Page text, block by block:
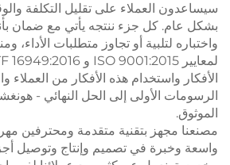
سيساعدون العملاء على تقليل التكلفة
بشكل عام. كل جزء ننتجه يأتي مع ضمان
واختباره لتلبية أو تجاوز متطلبات الأداء،
الأفكار واستخدام هذه الأفكار من العملاء
الرسومات الأولى إلى الحل النهائي -
الموثوق.
مصنعنا مجهز بتقنية متقدمة ومحترفين
واسعة وخبرة في تصميم وإنتاج وتوصيل